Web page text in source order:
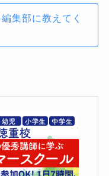
集部に教えてく